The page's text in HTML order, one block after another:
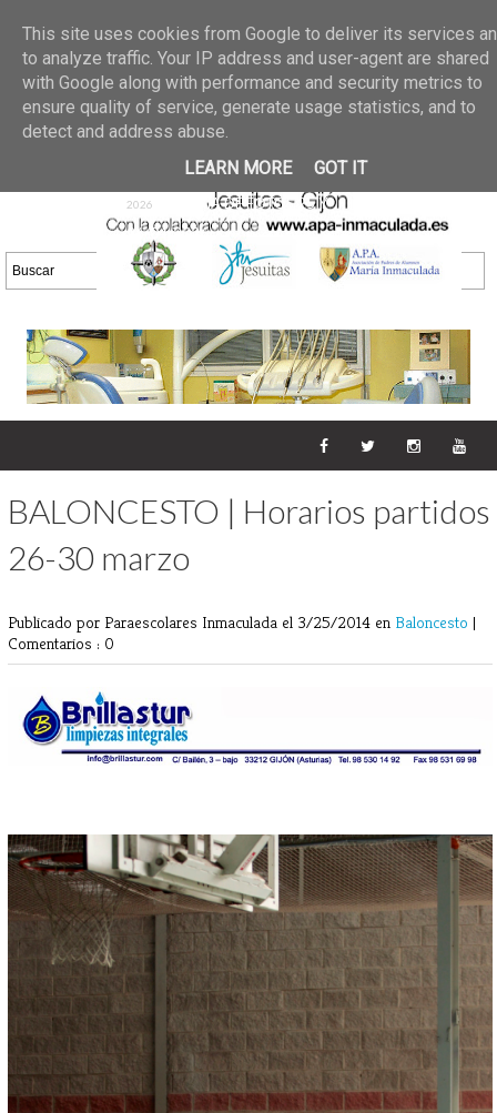
02 jun 2026
GALERIA DE FOTOS
30/05/2026
25 may 2026
GALERIA
DE FOTOS 23/05/2026
20 may
2026
GALERIA DE FOTOS
16/05/2026
DE FOTOS 09/05/2026
28 abr
2026
GALERIA DE FOTOS 25 Y
26/04/2026
BALONCESTO | Horarios partidos
26-30 marzo
Publicado por Paraescolares Inmaculada el 3/25/2014 en Baloncesto |
Comentarios : 0
This site uses cookies from Google to deliver its services
to analyze traffic. Your IP address and user-agent are shared
with Google along with performance and security metrics to
ensure quality of service, generate usage statistics, and to
detect and address abuse.
LEARN MORE
GOT IT